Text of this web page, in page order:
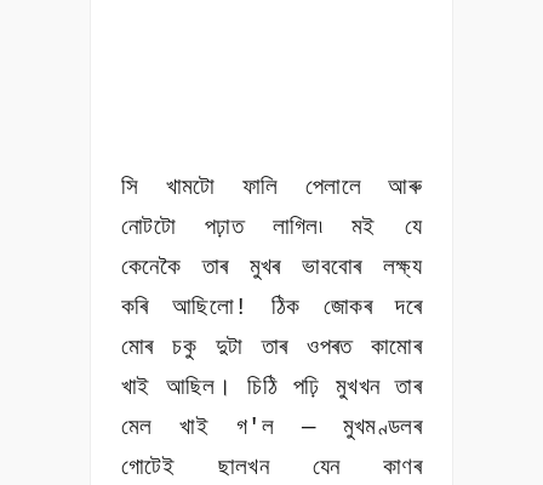
সি খামটো ফালি পেলালে আৰু
নোটটো পঢ়াত লাগিল৷ মই যে
কেনেকৈ তাৰ মুখৰ ভাববোৰ লক্ষ্য
কৰি আছিলো! ঠিক জোকৰ দৰে
মোৰ চকু দুটা তাৰ ওপৰত কামোৰ
খাই আছিল। চিঠি পঢ়ি মুখখন তাৰ
মেল খাই গ'ল — মুখমণ্ডলৰ
গোটেই ছালখন যেন কাণৰ